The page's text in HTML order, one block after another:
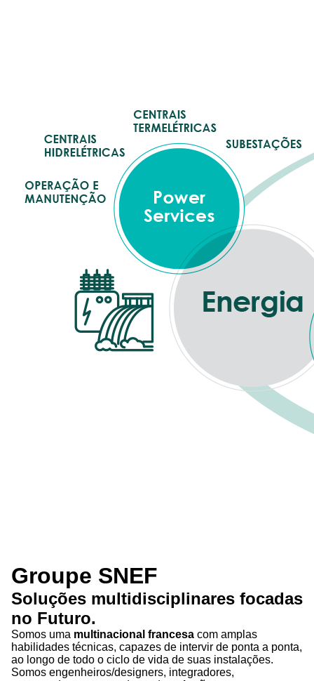
Groupe SNEF
Soluções multidisciplinares focadas
no Futuro.
Somos uma multinacional francesa com amplas
habilidades técnicas, capazes de intervir de ponta a ponta,
ao longo de todo o ciclo de vida de suas instalações.
Somos engenheiros/designers, integradores,